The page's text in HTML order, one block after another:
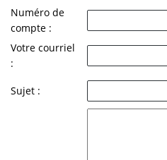
Numéro de
compte :
Votre courriel
:
Sujet :